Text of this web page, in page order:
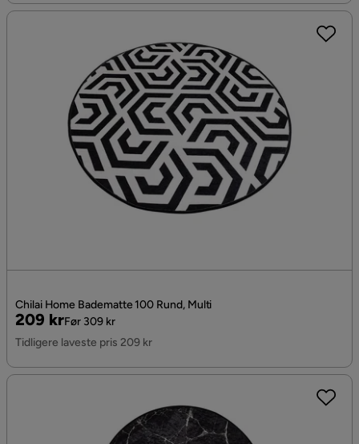
Chilai Home Badematte 100 Rund, Multi
Pris
209 kr
Original
Pris
Før 309 kr
Tidligere laveste pris 209 kr